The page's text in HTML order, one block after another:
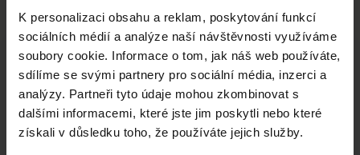
K personalizaci obsahu a reklam, poskytování funkcí
sociálních médií a analýze naší návštěvnosti využíváme
soubory cookie. Informace o tom, jak náš web používáte,
sdílíme se svými partnery pro sociální média, inzerci a
analýzy. Partneři tyto údaje mohou zkombinovat s
dalšími informacemi, které jste jim poskytli nebo které
získali v důsledku toho, že používáte jejich služby.
Výsledky těžby
Aktuální výsledek
-13 000,10 Kč